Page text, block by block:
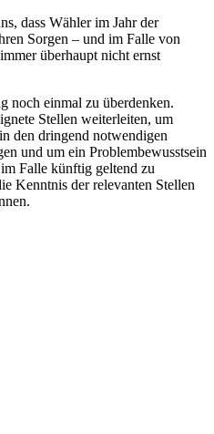
dass Wähler im Jahr der
Sorgen – und im Falle von
überhaupt nicht ernst
noch einmal zu überdenken.
Stellen weiterleiten, um
den dringend notwendigen
und um ein Problembewusstsein
Falle künftig geltend zu
Kenntnis der relevanten Stellen